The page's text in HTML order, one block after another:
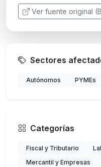
Ver fuente original
Sectores
Autónomos PYMEs
Categorías
Fiscal y Tributario
Mercantil y Empresas